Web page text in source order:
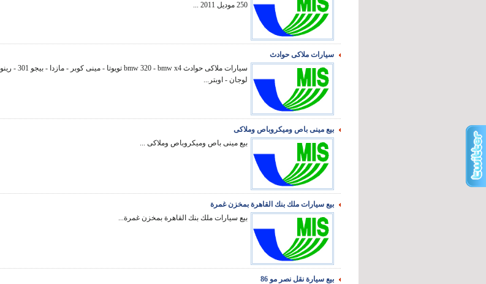
250 موديل 2011 ...
سيارات ملاكى حوادث
سيارات ملاكى حوادث bmw 320 - bmw x4 تويوتا - مينى كوبر - مازدا - بيجو 301 - رينو
لوجان - اوبتر...
بيع مينى باص وميكروباص وملاكى
بيع مينى باص وميكروباص وملاكى ...
بيع سيارات ملك بنك القاهرة بمخزن غمرة
بيع سيارات ملك بنك القاهرة بمخزن غمرة...
بيع سيارة نقل نصر مو 86